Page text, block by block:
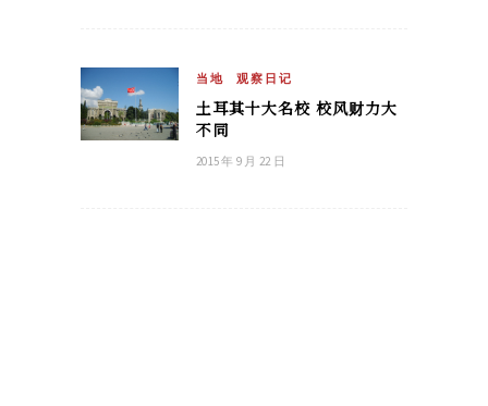
当地 观察日记
土耳其十大名校 校风财力大
不同
2015 年 9 月 22 日